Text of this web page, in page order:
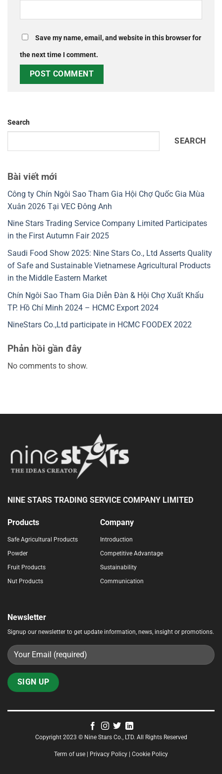
Save my name, email, and website in this browser for
the next time I comment.
Search
SEARCH
Bài viết mới
Công ty Chín Ngôi Sao Tham Gia Hội Chợ Quốc Gia Mùa
Xuân 2026 Tại VEC Đông Anh
Nine Stars Trading Service Company Limited Participates
in the First Autumn Fair 2025
Saudi Food Show 2025: Nine Stars Co., Ltd Asserts Quality
of Safe and Sustainable Vietnamese Agricultural Products
in the Middle Eastern Market
Chín Ngôi Sao Tham Gia Diễn Đàn & Hội Chợ Xuất Khẩu
TP. Hồ Chí Minh 2024 – HCMC Export 2024
NineStars Co.,Ltd participate in HCMC FOODEX 2022
Phản hồi gần đây
No comments to show.
NINE STARS TRADING SERVICE COMPANY LIMITED
Products
Safe Agricultural Products
Powder
Fruit Products
Nut Products
Company
Introduction
Competitive Advantage
Sustainability
Communication
Newsletter
Signup our newsletter to get update information, news, insight or promotions.
Copyright 2023 © Nine Stars Co., LTD. All Rights Reserved
Term of use | Privacy Policy | Cookie Policy